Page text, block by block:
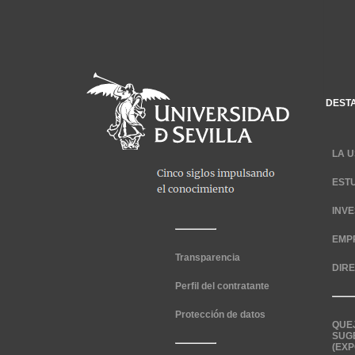
Transparencia
Perfil del contratante
Protección de datos
LA